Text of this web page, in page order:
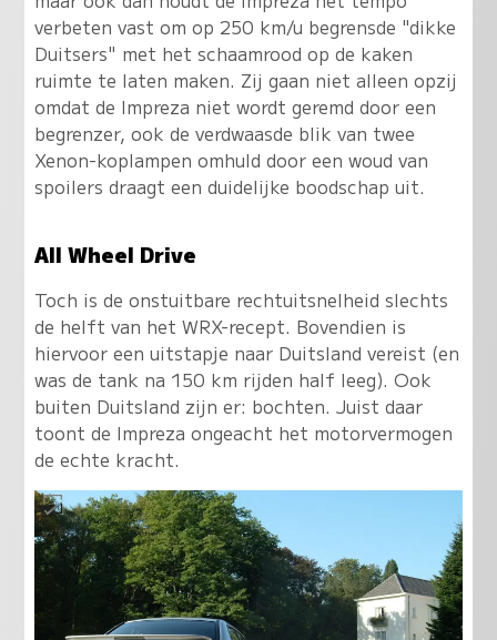
verbeten vast om op 250 km/u begrensde "dikke
Duitsers" met het schaamrood op de kaken
ruimte te laten maken. Zij gaan niet alleen opzij
omdat de Impreza niet wordt geremd door een
begrenzer, ook de verdwaasde blik van twee
Xenon-koplampen omhuld door een woud van
spoilers draagt een duidelijke boodschap uit.
All Wheel Drive
Toch is de onstuitbare rechtuitsnelheid slechts
de helft van het WRX-recept. Bovendien is
hiervoor een uitstapje naar Duitsland vereist (en
was de tank na 150 km rijden half leeg). Ook
buiten Duitsland zijn er: bochten. Juist daar
toont de Impreza ongeacht het motorvermogen
de echte kracht.